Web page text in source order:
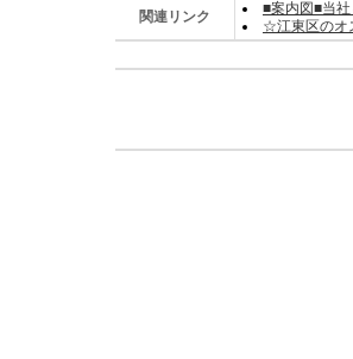
関連リンク
■案内図■当
☆江東区のオ